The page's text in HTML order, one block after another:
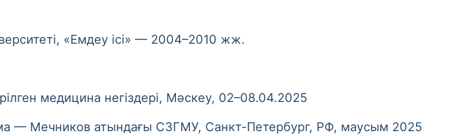
«Емдеу ісі» — 2004–2010 жж.
медицина негіздері, Мәскеу, 02–08.04.2025
Мечников атындағы СЗГМУ, Санкт-Петербург, РФ, маусым 2025